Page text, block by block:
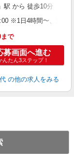
駅 から 徒歩10分
※1日4時間〜、週
で
募画面へ進む
んたん3ステップ！
の他の求人をみる